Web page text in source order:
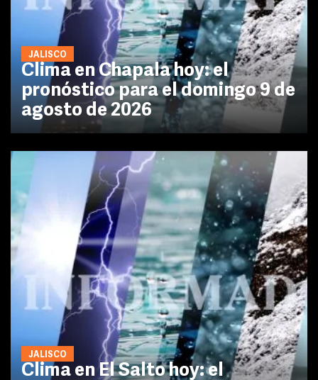
JALISCO
Clima en Chapala hoy: el
pronóstico para el domingo 9 de
agosto de 2026
JALISCO
Clima en El Salto hoy: el